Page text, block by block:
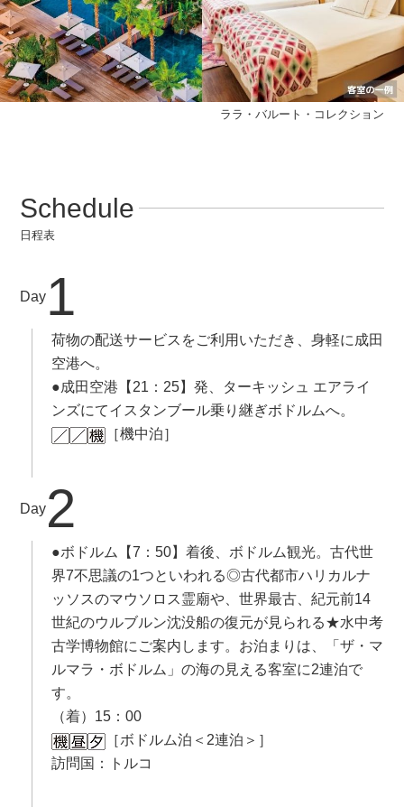
ララ・バルート・コレクション
Schedule
日程表
Day 1
荷物の配送サービスをご利用いただき、身軽に成田
空港へ。
●成田空港【21：25】発、ターキッシュ エアライ
ンズにてイスタンブール乗り継ぎボドルムへ。
［機中泊］
Day2
●ボドルム【7：50】着後、ボドルム観光。古代世
界7不思議の1つといわれる◎古代都市ハリカルナ
ッソスのマウソロス霊廟や、世界最古、紀元前14
世紀のウルブルン沈没船の復元が見られる★水中考
古学博物館にご案内します。お泊まりは、「ザ・マ
ルマラ・ボドルム」の海の見える客室に2連泊で
す。
（着）15：00
［ボドルム泊＜2連泊＞］
訪問国：トルコ